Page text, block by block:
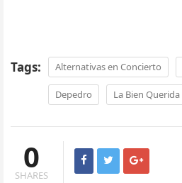
Tags: Alternativas en Concierto
Depedro La Bien Querida
0
SHARES